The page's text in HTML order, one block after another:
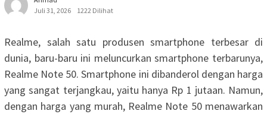
Juli 31, 2026
1222 Dilihat
Realme, salah satu produsen smartphone terbesar di
dunia, baru-baru ini meluncurkan smartphone terbarunya,
Realme Note 50. Smartphone ini dibanderol dengan harga
yang sangat terjangkau, yaitu hanya Rp 1 jutaan. Namun,
dengan harga yang murah, Realme Note 50 menawarkan